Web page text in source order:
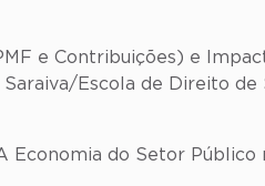
e Contribuições) e
Escola de Direito de
Economia do Setor Público